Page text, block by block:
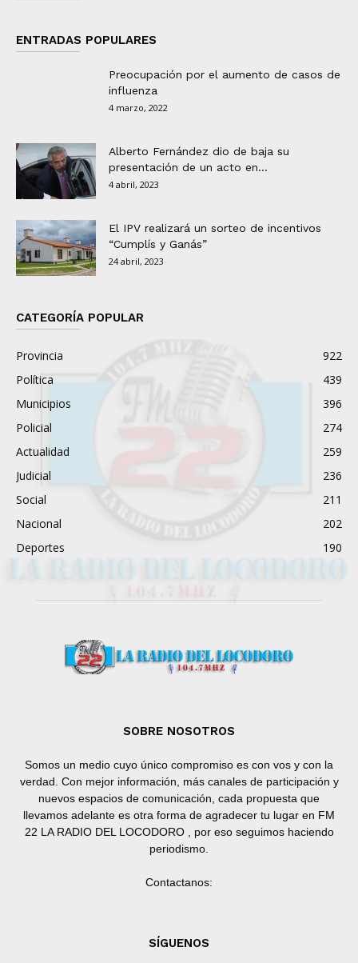
ENTRADAS POPULARES
Preocupación por el aumento de casos de
influenza
4 marzo, 2022
Alberto Fernández dio de baja su
presentación de un acto en...
4 abril, 2023
El IPV realizará un sorteo de incentivos
“Cumplís y Ganás”
24 abril, 2023
CATEGORÍA POPULAR
Provincia
922
Política
439
Municipios
396
Policial
274
Actualidad
259
Judicial
236
Social
211
Nacional
202
Deportes
190
SOBRE NOSOTROS
Somos un medio cuyo único compromiso es con vos y con la
verdad. Con mejor información, más canales de participación y
nuevos espacios de comunicación, cada propuesta que
llevamos adelante es otra forma de agradecer tu lugar en FM
22 LA RADIO DEL LOCODORO , por eso seguimos haciendo
periodismo.
Contactanos:
SÍGUENOS